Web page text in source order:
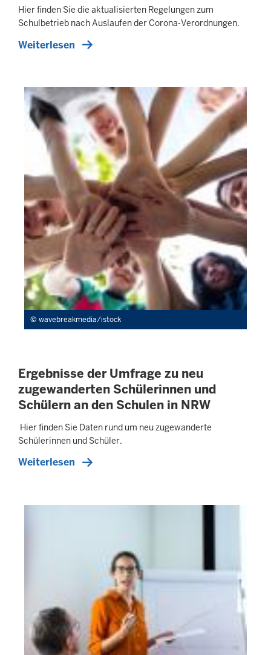
Hier finden Sie die aktualisierten Regelungen zum
Schulbetrieb nach Auslaufen der Corona-Verordnungen.
Weiterlesen
wavebreakmedia/istock
Ergebnisse der Umfrage zu neu
zugewanderten Schülerinnen und
Schülern an den Schulen in NRW
Hier finden Sie Daten rund um neu zugewanderte
Schülerinnen und Schüler.
Weiterlesen